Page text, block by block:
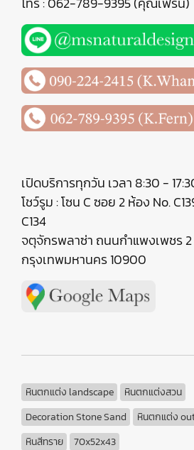
เปิดบริการทุกวัน เวลา 8:30 -
โชว์รูม : โซน C ซอย 2 ห้อง No.
C134
จตุจักรพลาซ่า ถนนกำแพงเพชร
กรุงเทพมหานคร 10900
หินตกแต่ง landscape
หินตกแต่งสวน
Decoration Stone Sand
หินตกแต่ง
หินสีทราย
70x52x43